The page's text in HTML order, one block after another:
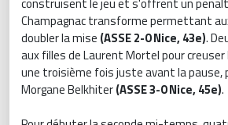
construisent le jeu et s'offrent un
Champagnac transforme permettant
doubler la mise (ASSE 2-0 Nice, 43e).
aux filles de Laurent Mortel pour
une troisième fois juste avant la pause,
Morgane Belkhiter(ASSE 3-0 Nice, 45e).